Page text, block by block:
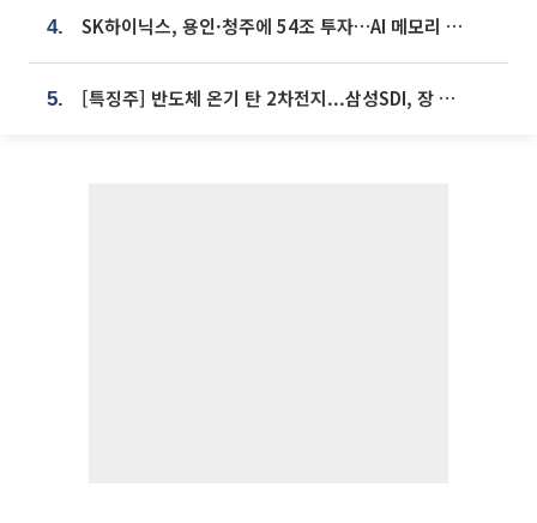
4. SK하이닉스, 용인·청주에 54조 투자…AI 메모리 생산기지 키운다
5. [특징주] 반도체 온기 탄 2차전지...삼성SDI, 장 초반 7% 넘게 껑충